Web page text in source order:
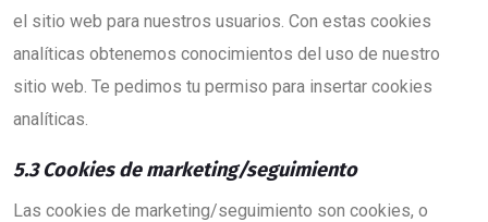
el sitio web para nuestros usuarios. Con estas cookies
analíticas obtenemos conocimientos del uso de nuestro
sitio web. Te pedimos tu permiso para insertar cookies
analíticas.
5.3 Cookies de marketing/seguimiento
Las cookies de marketing/seguimiento son cookies, o